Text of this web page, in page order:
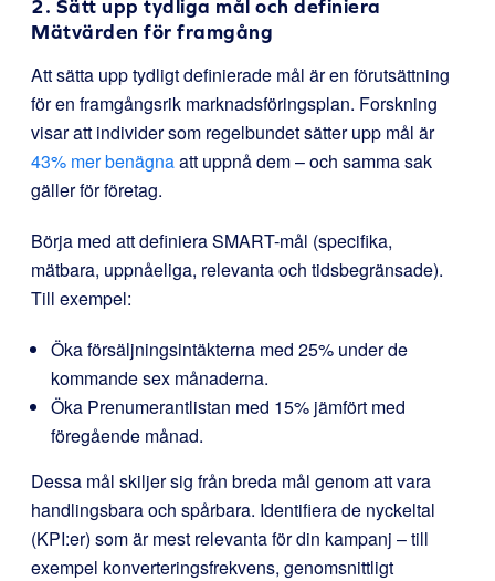
2. Sätt upp tydliga mål och definiera
Mätvärden för framgång
Att sätta upp tydligt definierade mål är en förutsättning
för en framgångsrik marknadsföringsplan. Forskning
visar att individer som regelbundet sätter upp mål är
43% mer benägnaatt uppnå dem – och samma sak
gäller för företag.
Börja med att definiera SMART-mål (specifika,
mätbara, uppnåeliga, relevanta och tidsbegränsade).
Till exempel:
Öka försäljningsintäkterna med 25% under de
kommande sex månaderna.
Öka Prenumerantlistan med 15% jämfört med
föregående månad.
Dessa mål skiljer sig från breda mål genom att vara
handlingsbara och spårbara. Identifiera de nyckeltal
(KPI:er) som är mest relevanta för din kampanj – till
exempel konverteringsfrekvens, genomsnittligt